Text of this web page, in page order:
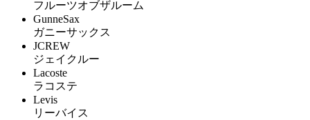
フルーツオブザルーム
GunneSax
ガニーサックス
JCREW
ジェイクルー
Lacoste
ラコステ
Levis
リーバイス